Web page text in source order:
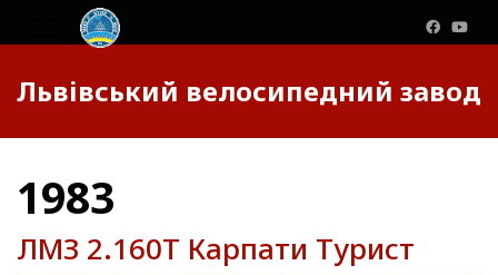
Львівський велосипедний завод
1983
ЛМЗ 2.160Т Карпати Турист